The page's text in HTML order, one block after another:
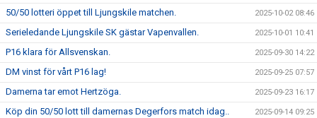
50/50 lotteri öppet till Ljungskile matchen. 2025-10-02 08:46
Serieledande Ljungskile SK gästar Vapenvallen. 2025-10-01 10:41
P16 klara för Allsvenskan. 2025-09-30 14:22
DM vinst för vårt P16 lag! 2025-09-25 07:57
Damerna tar emot Hertzöga. 2025-09-23 16:17
Köp din 50/50 lott till damernas Degerfors match idag.. 2025-09-14 09:25